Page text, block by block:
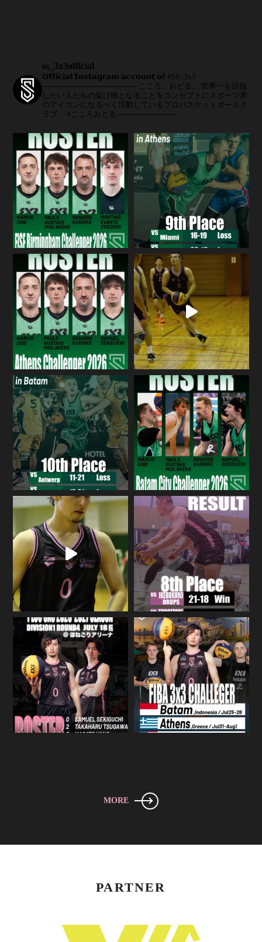
ss_3x3official
𝗢𝗳𝗳𝗶𝗰𝗶𝗮𝗹 𝗜𝗻𝘀𝘁𝗮𝗴𝗿𝗮𝗺 𝗮𝗰𝗰𝗼𝘂𝗻𝘁 𝗼𝗳 #SS_3x3
────────────────── こころ、おどる。
世界一を目指
したい人たちの架け橋となることをコンセプトにスポーツ界
のアイコンになるべく活動しているプロバスケットボールク
ラブ。
#こころおどる ───────────
MORE
PARTNER